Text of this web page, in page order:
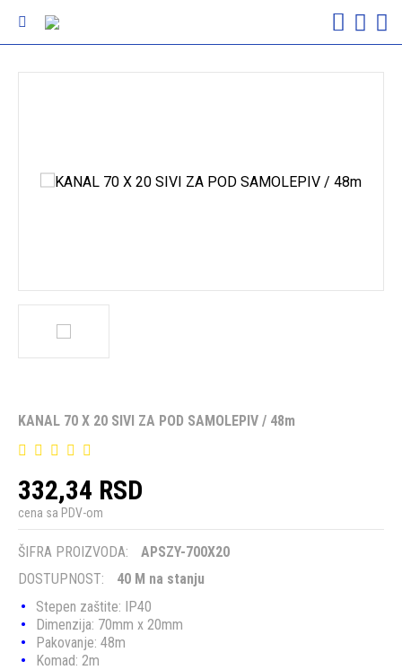
KANAL 70 X 20 SIVI ZA POD SAMOLEPIV / 48m
332,34 RSD
cena sa PDV-om
ŠIFRA PROIZVODA:
APSZY-700X20
DOSTUPNOST:
40 M na stanju
Stepen zaštite: IP40
Dimenzija: 70mm x 20mm
Pakovanje: 48m
Komad: 2m